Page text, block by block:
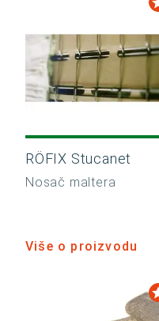
RÖFIX Stucanet
Nosač maltera
Više o proizvodu